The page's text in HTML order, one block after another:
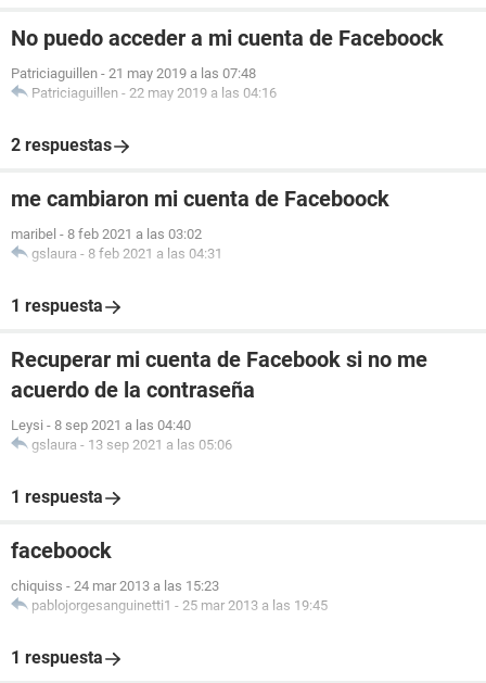
No puedo acceder a mi cuenta de Faceboock
Patriciaguillen - 21 may 2019 a las 07:48
Patriciaguillen - 22 may 2019 a las 04:16
2 respuestas
me cambiaron mi cuenta de Faceboock
maribel - 8 feb 2021 a las 03:02
gslaura - 8 feb 2021 a las 04:31
1 respuesta
Recuperar mi cuenta de Facebook si no me
acuerdo de la contraseña
Leysi - 8 sep 2021 a las 04:40
gslaura - 13 sep 2021 a las 05:06
1 respuesta
faceboock
chiquiss - 24 mar 2013 a las 15:23
pablojorgesanguinetti1 - 25 mar 2013 a las 19:45
1 respuesta